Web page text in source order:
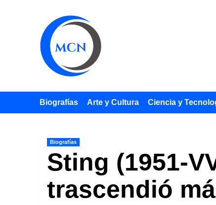
Biografías Arte y Cultura Ciencia y
Biografías
Sting (1951-
trascendió